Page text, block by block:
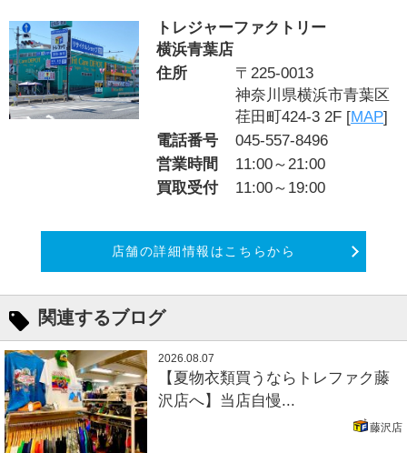
トレジャーファクトリー
横浜青葉店
住所
〒225-0013
神奈川県横浜市青葉区
荏田町424-3 2F [MAP]
電話番号
045-557-8496
営業時間
11:00～21:00
買取受付
11:00～19:00
店舗の詳細情報はこちらから
関連するブログ
2026.08.07
【夏物衣類買うならトレファク藤
沢店へ】当店自慢...
藤沢店